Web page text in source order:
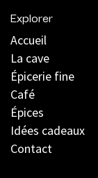
Explorer
Accueil
La cave
Épicerie fine
Café
Épices
Idées cadeaux
Contact